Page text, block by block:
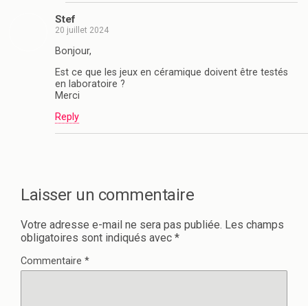
Stef
20 juillet 2024
Bonjour,
Est ce que les jeux en céramique doivent être testés
en laboratoire ?
Merci
Reply
Laisser un commentaire
Votre adresse e-mail ne sera pas publiée. Les champs
obligatoires sont indiqués avec *
Commentaire *